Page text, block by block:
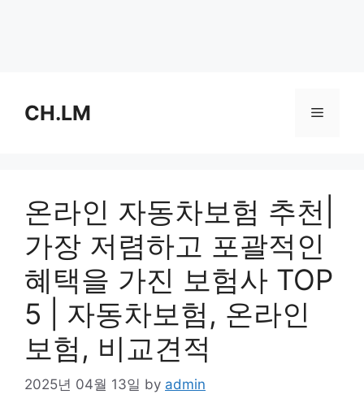
contentCH.LM Menu
온라인 자동차보험 추천|
가장 저렴하고 포괄적인
혜택을 가진 보험사 TOP
5 | 자동차보험, 온라인
보험, 비교견적
2025년 04월 13일 by admin